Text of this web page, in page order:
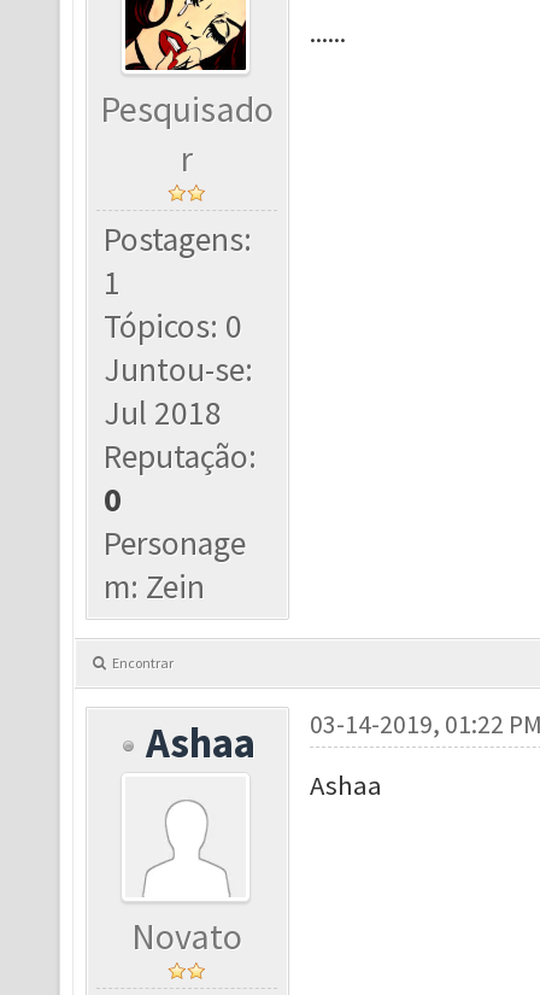
Pesquisado
r
Postagens:
1
Tópicos: 0
Juntou-se:
Jul 2018
Reputação:
0
Personage
m: Zein
......
Encontrar
Ashaa
Novato
03-14-2019, 01:22
Ashaa